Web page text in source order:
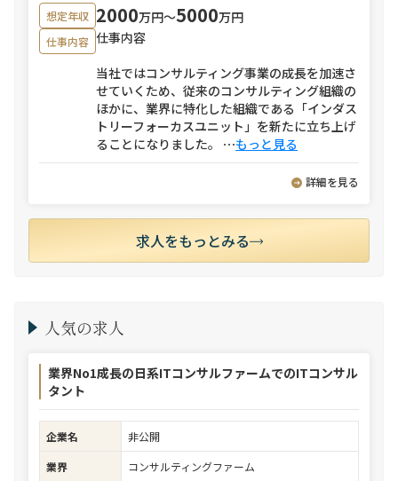
想定年収 2000万円〜5000万円
仕事内容 仕事内容
当社ではコンサルティング事業の成長を加速さ
せていくため、従来のコンサルティング組織の
ほかに、業界に特化した組織である「インダス
トリーフォーカスユニット」を新たに立ち上げ
ることになりました。 ⋯もっと見る
詳細を見る
求人をもっとみる
人気の求人
業界No1成長の日系ITコンサルファームでのITコンサル
タント
企業名
非公開
業界
コンサルティングファーム